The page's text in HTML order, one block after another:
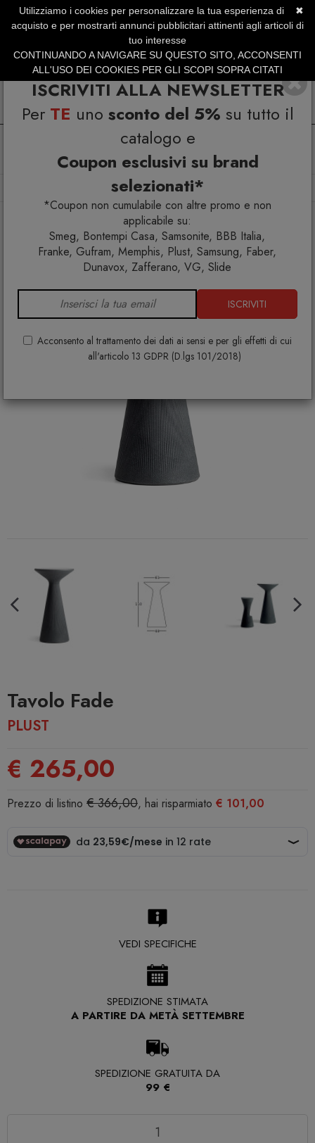
ISCRIVITI ALLA NEWSLETTER
Per TE uno sconto del 5% su tutto il
catalogo e
Coupon esclusivi su brand
selezionati*
*Coupon non cumulabile con altre promo e non
applicabile su:
Smeg, Bontempi Casa, Samsonite, BBB Italia,
Franke, Gufram, Memphis, Plust, Samsung, Faber,
Dunavox, Zafferano, VG, Slide
ISCRIVITI
Acconsento al trattamento dei dati ai sensi e per gli effetti di cui
all'articolo 13 GDPR (D.lgs 101/2018)
SERVIZIO CLIENTI +39.0773.470.562
SUMMER SALES | Fino al 31 Agosto
Arredo esterno Tavoli
Tavolo Fade
PLUST
€ 265,00
Prezzo di listino € 366,00, hai risparmiato € 101,00
VEDI SPECIFICHE
SPEDIZIONE STIMATA
A PARTIRE DA METÀ SETTEMBRE
SPEDIZIONE GRATUITA DA
99 €
✖
Utilizziamo i cookies per personalizzare la tua esperienza di
acquisto e per mostrarti annunci pubblicitari attinenti agli articoli di
tuo interesse
CONTINUANDO A NAVIGARE SU QUESTO SITO, ACCONSENTI
ALL'USO DEI COOKIES PER GLI SCOPI SOPRA CITATI